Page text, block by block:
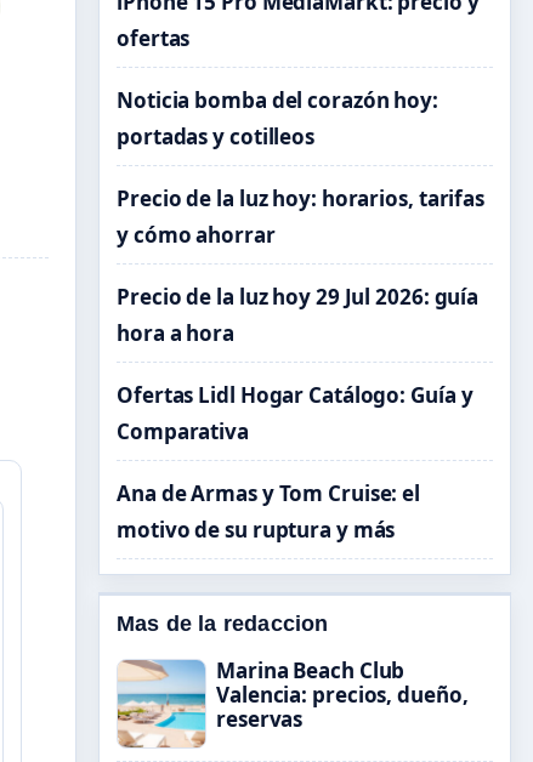
ofertas
Noticia bomba del corazón hoy:
portadas y cotilleos
Precio de la luz hoy: horarios, tarifas
y cómo ahorrar
Precio de la luz hoy 29 Jul 2026: guía
hora a hora
Ofertas Lidl Hogar Catálogo: Guía y
Comparativa
Ana de Armas y Tom Cruise: el
motivo de su ruptura y más
Mas de la redaccion
Marina Beach Club
Valencia: precios, dueño,
reservas